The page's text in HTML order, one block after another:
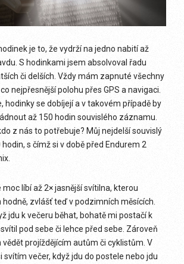
je to, že vydrží na jedno nabití až
S hodinkami jsem absolvoval řadu
či delších. Vždy mám zapnuté všechny
nejpřesnější polohu přes GPS a navigaci.
hodinky se dobíjejí a v takovém případě by
až 150 hodin souvislého záznamu.
z nás to potřebuje? Můj nejdelší souvislý
s čímž si v době před Endurem 2
líbí až 2× jasnější svítilna, kterou
zvlášť teď v podzimních měsících.
jdu k večeru běhat, bohatě mi postačí k
pod sebe či lehce před sebe. Zároveň
vědět projíždějícím autům či cyklistům. V
svítím večer, když jdu do postele nebo jdu